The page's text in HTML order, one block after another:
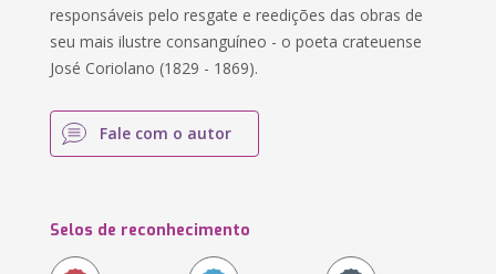
responsáveis pelo resgate e reedições das obras de
seu mais ilustre consanguíneo - o poeta crateuense
José Coriolano (1829 - 1869).
Fale com o autor
Selos de reconhecimento